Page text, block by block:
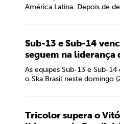
América Latina. Depois de
Sub-13 e Sub-14
seguem na liderança
As equipes Sub-13 e Sub-
o Ska Brasil neste domingo
Tricolor supera o